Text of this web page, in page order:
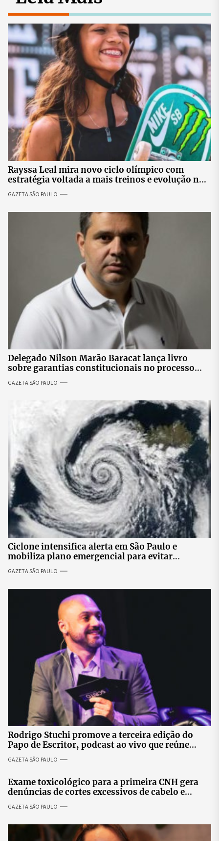
Rayssa Leal mira novo ciclo olímpico com
estratégia voltada a mais treinos e evolução no
GAZETA SÃO PAULO
Delegado Nilson Marão Baracat lança livro
sobre garantias constitucionais no processo
penal brasileiro
GAZETA SÃO PAULO
Ciclone intensifica alerta em São Paulo e
mobiliza plano emergencial para evitar
impactos no fornecimento de energia
GAZETA SÃO PAULO
Rodrigo Stuchi promove a terceira edição do
Papo de Escritor, podcast ao vivo que reúne
especialistas para discutir saúde mental e
prosperidade.
GAZETA SÃO PAULO
Exame toxicológico para a primeira CNH gera
denúncias de cortes excessivos de cabelo e
revolta entre candidatas
GAZETA SÃO PAULO